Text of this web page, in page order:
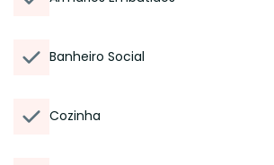
Banheiro Social
Cozinha